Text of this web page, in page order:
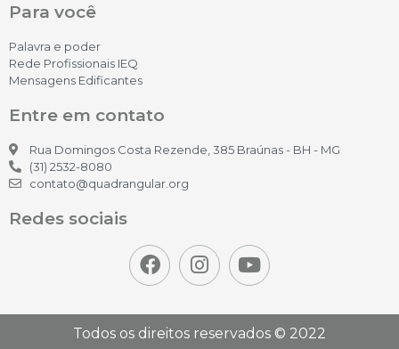
Para você
Palavra e poder
Rede Profissionais IEQ
Mensagens Edificantes
Entre em contato
Rua Domingos Costa Rezende, 385 Braúnas - BH - MG
(31) 2532-8080
contato@quadrangular.org
Redes sociais
Todos os direitos reservados © 2022